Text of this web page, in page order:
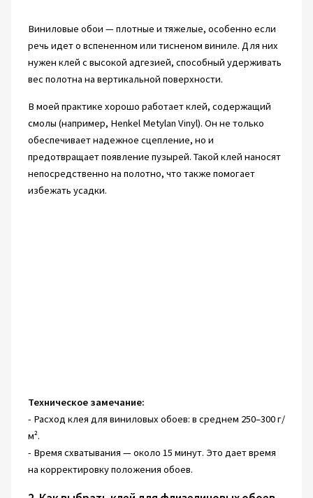
Виниловые обои — плотные и тяжелые, особенно если
речь идет о вспененном или тисненом виниле. Для них
нужен клей с высокой адгезией, способный удерживать
вес полотна на вертикальной поверхности.
В моей практике хорошо работает клей, содержащий
смолы (например, Henkel Metylan Vinyl). Он не только
обеспечивает надежное сцепление, но и
предотвращает появление пузырей. Такой клей наносят
непосредственно на полотно, что также помогает
избежать усадки.
Техническое замечание:
- Расход клея для виниловых обоев: в среднем 250–300 г/
м².
- Время схватывания — около 15 минут. Это дает время
на корректировку положения обоев.